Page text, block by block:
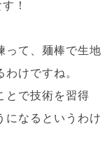
！
って、麺棒で生地
けですね。
とで技術を習得
になるというわけ